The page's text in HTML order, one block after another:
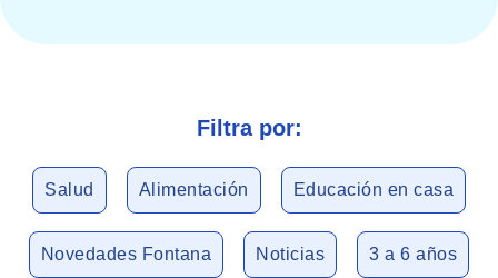
Filtra por:
Salud Alimentación Educación en casa
Novedades Fontana Noticias 3 a 6 años